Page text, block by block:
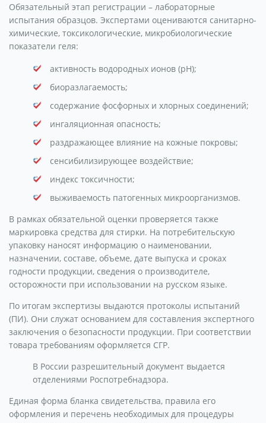
Обязательный этап регистрации – лабораторные
испытания образцов. Экспертами оцениваются санитарно-
химические, токсикологические, микробиологические
показатели геля:
активность водородных ионов (рН);
биоразлагаемость;
содержание фосфорных и хлорных соединений;
ингаляционная опасность;
раздражающее влияние на кожные покровы;
сенсибилизирующее воздействие;
индекс токсичности;
выживаемость патогенных микроорганизмов.
В рамках обязательной оценки проверяется также
маркировка средства для стирки. На потребительскую
упаковку наносят информацию о наименовании,
назначении, составе, объеме, дате выпуска и сроках
годности продукции, сведения о производителе,
осторожности при использовании на русском языке.
По итогам экспертизы выдаются протоколы испытаний
(ПИ). Они служат основанием для составления экспертного
заключения о безопасности продукции. При соответствии
товара требованиям оформляется СГР.
В России разрешительный документ выдается
отделениями Роспотребнадзора.
Единая форма бланка свидетельства, правила его
оформления и перечень необходимых для процедуры